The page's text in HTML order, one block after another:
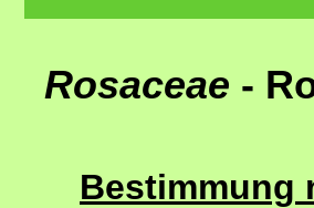
Rosaceae -
Bestimmung